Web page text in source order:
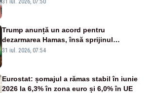
Trump anunță un acord pentru
dezarmarea Hamas, însă sprijinul
Israelului rămâne incert
31 iul. 2026, 07:54
Eurostat: șomajul a rămas stabil în iunie
2026 la 6,3% în zona euro și 6,0% în UE